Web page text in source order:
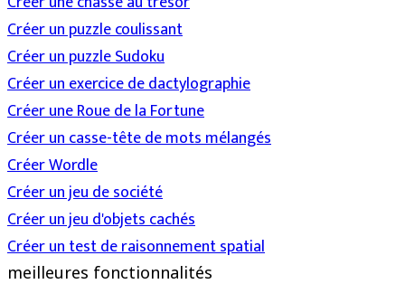
Créer un puzzle coulissant
Créer un puzzle Sudoku
Créer un exercice de dactylographie
Créer une Roue de la Fortune
Créer un casse-tête de mots mélangés
Créer Wordle
Créer un jeu de société
Créer un jeu d'objets cachés
Créer un test de raisonnement spatial
meilleures fonctionnalités